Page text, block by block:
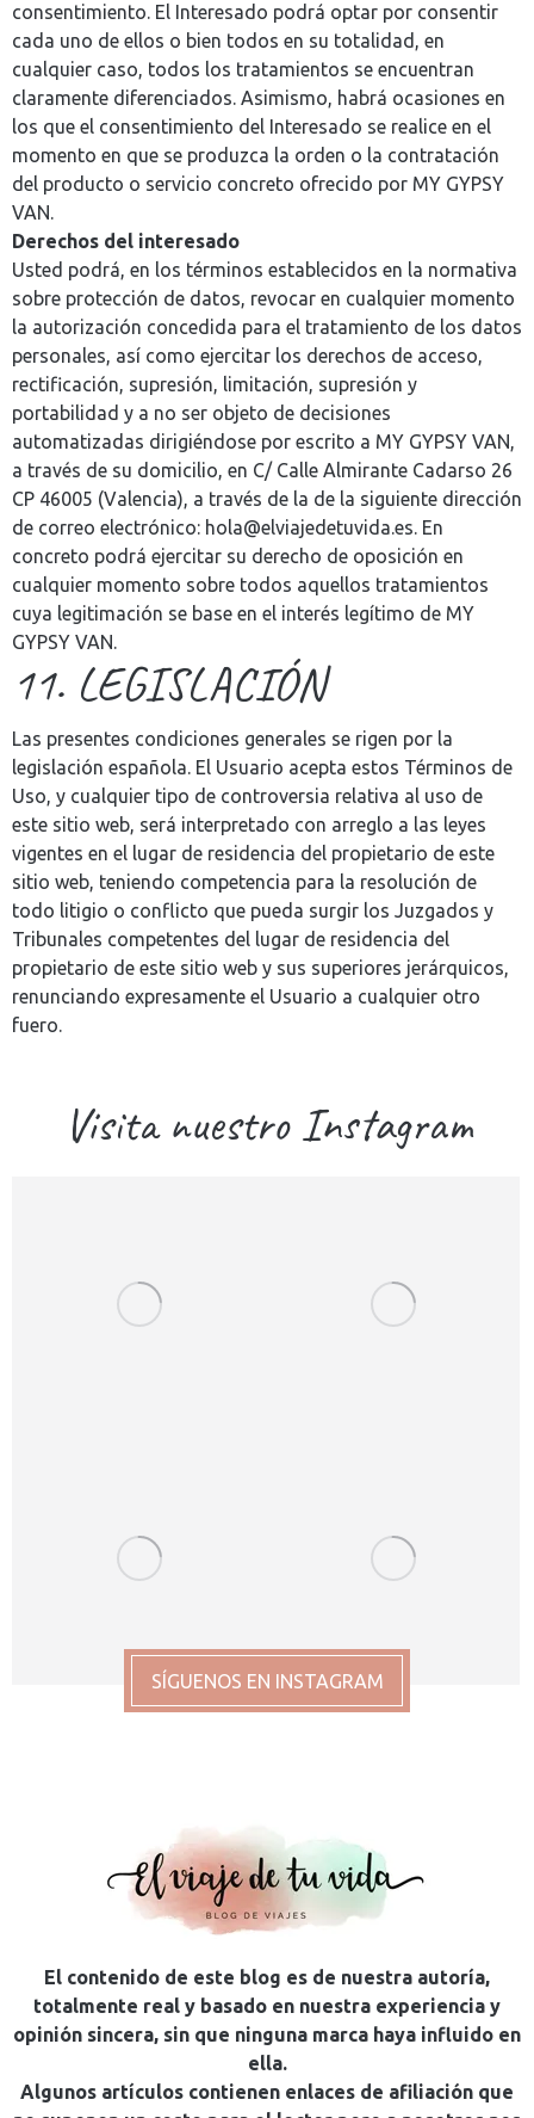
consentimiento. El Interesado podrá optar por consentir
cada uno de ellos o bien todos en su totalidad, en
cualquier caso, todos los tratamientos se encuentran
claramente diferenciados. Asimismo, habrá ocasiones en
los que el consentimiento del Interesado se realice en el
momento en que se produzca la orden o la contratación
del producto o servicio concreto ofrecido por MY GYPSY
VAN.
Derechos del interesado
Usted podrá, en los términos establecidos en la normativa
sobre protección de datos, revocar en cualquier momento
la autorización concedida para el tratamiento de los datos
personales, así como ejercitar los derechos de acceso,
rectificación, supresión, limitación, supresión y
portabilidad y a no ser objeto de decisiones
automatizadas dirigiéndose por escrito a MY GYPSY VAN,
a través de su domicilio, en C/ Calle Almirante Cadarso 26
CP 46005 (Valencia), a través de la de la siguiente dirección
de correo electrónico: hola@elviajedetuvida.es. En
concreto podrá ejercitar su derecho de oposición en
cualquier momento sobre todos aquellos tratamientos
cuya legitimación se base en el interés legítimo de MY
GYPSY VAN.
11. LEGISLACIÓN
Las presentes condiciones generales se rigen por la
legislación española. El Usuario acepta estos Términos de
Uso, y cualquier tipo de controversia relativa al uso de
este sitio web, será interpretado con arreglo a las leyes
vigentes en el lugar de residencia del propietario de este
sitio web, teniendo competencia para la resolución de
todo litigio o conflicto que pueda surgir los Juzgados y
Tribunales competentes del lugar de residencia del
propietario de este sitio web y sus superiores jerárquicos,
renunciando expresamente el Usuario a cualquier otro
fuero.
Visita nuestro Instagram
SÍGUENOS EN INSTAGRAM
El contenido de este blog es de nuestra autoría,
totalmente real y basado en nuestra experiencia y
opinión sincera, sin que ninguna marca haya influido en
ella.
Algunos artículos contienen enlaces de afiliación que